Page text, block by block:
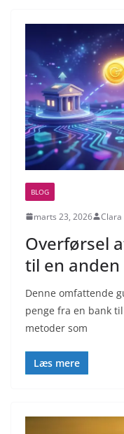
BLOG
marts 23, 2026
Overførsel
til en anden
Denne omfattende
penge fra en bank
metoder som
Læs mere